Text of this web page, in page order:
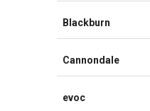
Blackburn
Cannondale
evoc